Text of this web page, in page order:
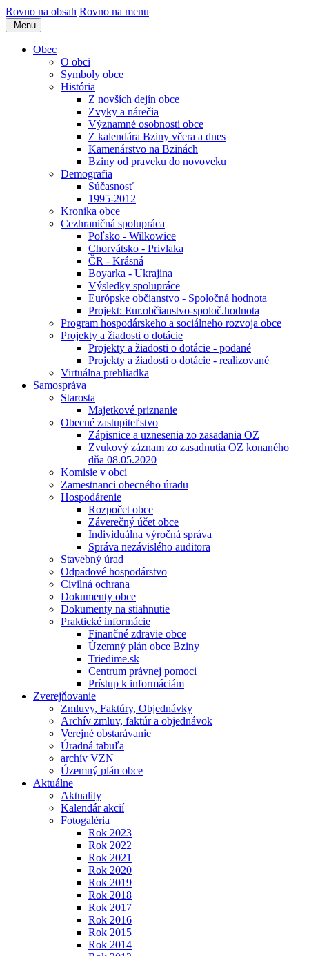
Rovno na obsah Rovno na menu
Menu
Obec
O obci
Symboly obce
História
Z novších dejín obce
Zvyky a nárečia
Významné osobnosti obce
Z kalendára Bziny včera a dnes
Kamenárstvo na Bzinách
Bziny od praveku do novoveku
Demografia
Súčasnosť
1995-2012
Kronika obce
Cezhraničná spolupráca
Poľsko - Wilkowice
Chorvátsko - Privlaka
ČR - Krásná
Boyarka - Ukrajina
Výsledky spolupráce
Európske občianstvo - Spoločná hodnota
Projekt: Eur.občianstvo-spoloč.hodnota
Program hospodárskeho a sociálneho rozvoja obce
Projekty a žiadosti o dotácie
Projekty a žiadosti o dotácie - podané
Projekty a žiadosti o dotácie - realizované
Virtuálna prehliadka
Samospráva
Starosta
Majetkové priznanie
Obecné zastupiteľstvo
Zápisnice a uznesenia zo zasadania OZ
Zvukový záznam zo zasadnutia OZ konaného
dňa 08.05.2020
Komisie v obci
Zamestnanci obecného úradu
Hospodárenie
Rozpočet obce
Záverečný účet obce
Individuálna výročná správa
Správa nezávislého auditora
Stavebný úrad
Odpadové hospodárstvo
Civilná ochrana
Dokumenty obce
Dokumenty na stiahnutie
Praktické informácie
Finančné zdravie obce
Územný plán obce Bziny
Triedime.sk
Centrum právnej pomoci
Prístup k informáciám
Zverejňovanie
Zmluvy, Faktúry, Objednávky
Archív zmluv, faktúr a objednávok
Verejné obstarávanie
Úradná tabuľa
archív VZN
Územný plán obce
Aktuálne
Aktuality
Kalendár akcií
Fotogaléria
Rok 2023
Rok 2022
Rok 2021
Rok 2020
Rok 2019
Rok 2018
Rok 2017
Rok 2016
Rok 2015
Rok 2014